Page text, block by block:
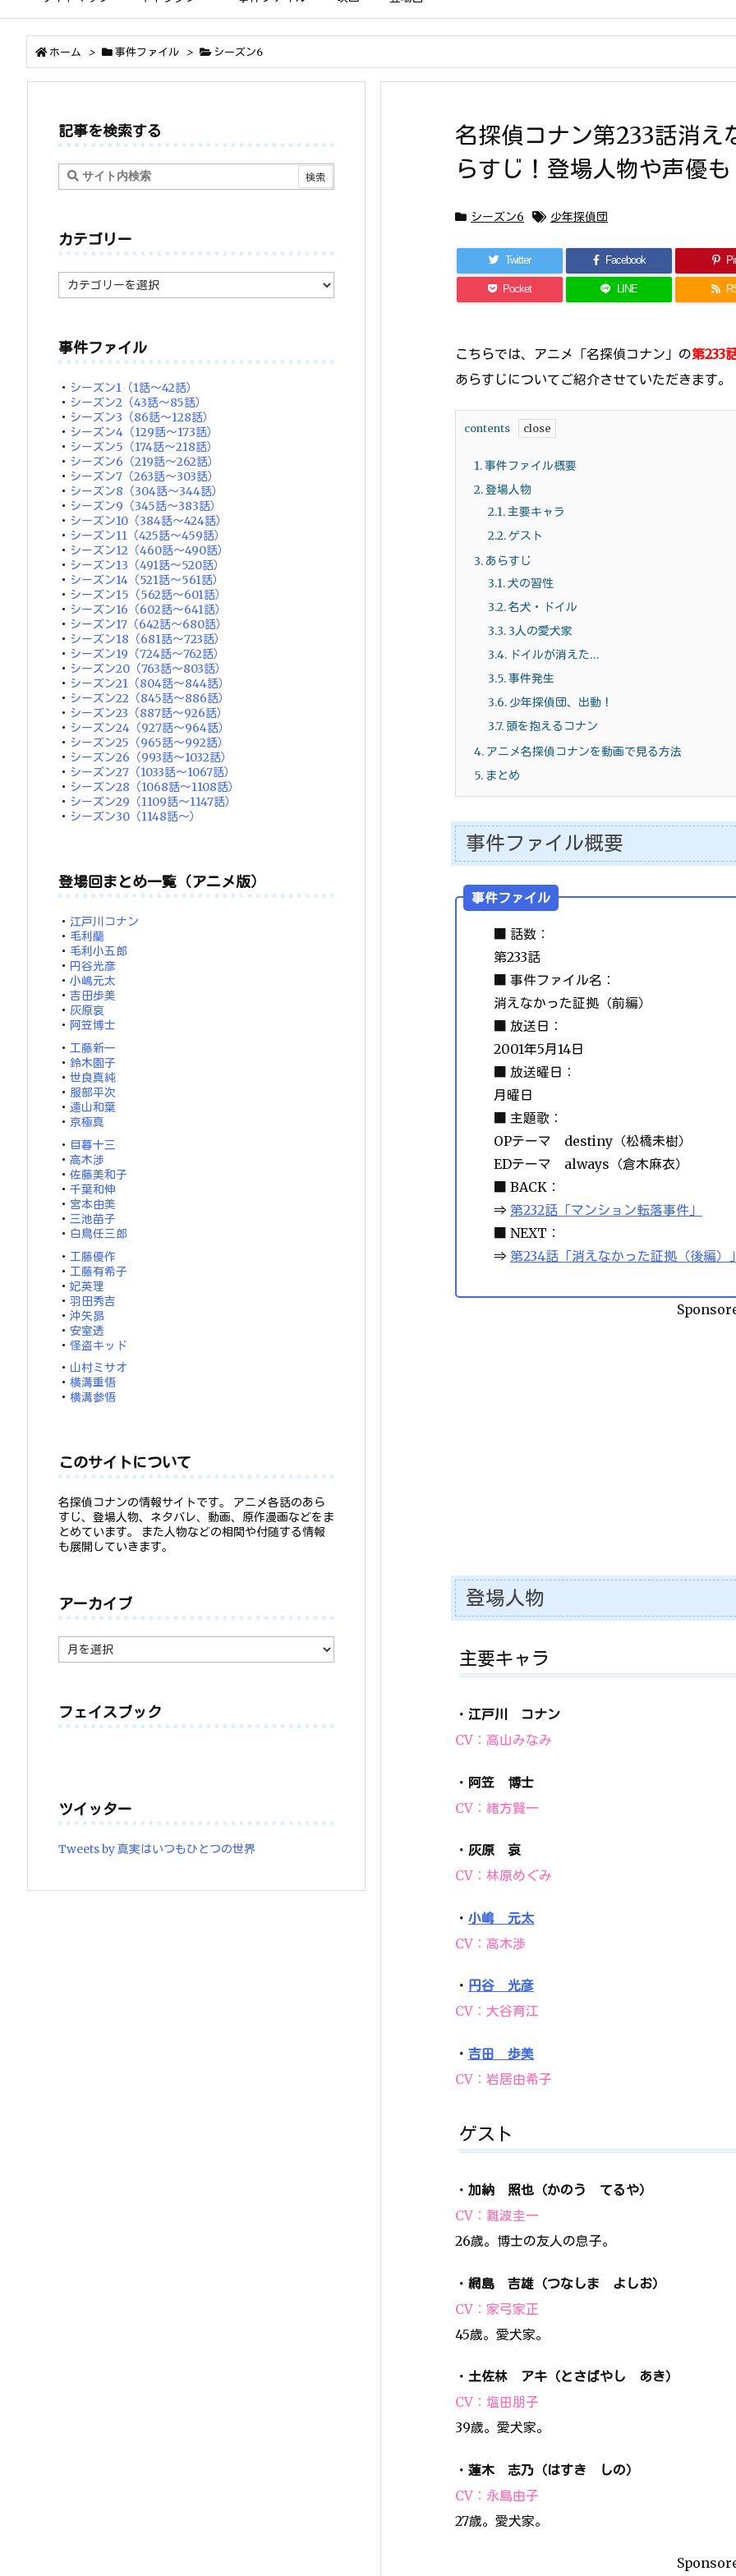
ホーム > 事件ファイル > シーズン6
名探偵コナン第233話消え
らすじ！登場人物や声優も
シーズン6 少年探偵団
Twitter Facebook
Pocket LINE
こちらでは、アニメ「名探偵コナン」の第233
あらすじについてご紹介させていただきます。
contents
1.事件ファイル概要
2.登場人物
2.1.主要キャラ
2.2.ゲスト
3. あらすじ
3.1.犬の習性
3.2.名犬・ドイル
3.3.3人の愛犬家
3.4. ドイルが消えた…
3.5.事件発生
3.6. 少年探偵団、出動！
3.7. 頭を抱えるコナン
4. アニメ名探偵コナンを動画で見る方法
5. まとめ
事件ファイル概要
事件ファイル
■ 話数：
第233話
■ 事件ファイル名：
消えなかった証拠（前編）
■ 放送日：
2001年5月14日
■ 放送曜日：
月曜日
■ 主題歌：
OPテーマ destiny（松橋未樹）
EDテーマ always（倉木麻衣）
■ BACK：
⇒ 第232話「マンション転落事件」
■ NEXT：
⇒ 第234話「消えなかった証拠（後編）」
登場人物
主要キャラ
・ 江戸川 コナン
CV：高山みなみ
・ 阿笠 博士
CV：緒方賢一
・ 灰原 哀
CV：林原めぐみ
・ 小嶋 元太
CV：高木渉
・ 円谷 光彦
CV：大谷育江
・ 吉田 歩美
CV：岩居由希子
ゲスト
・ 加納 照也（かのう てるや）
CV：難波圭一
26歳。博士の友人の息子。
・ 網島 吉雄（つなしま よしお）
CV：家弓家正
45歳。愛犬家。
・ 土佐林 アキ（とさばやし あき）
CV：塩田朋子
39歳。愛犬家。
・ 蓮木 志乃（はすき しの）
CV：永島由子
27歳。愛犬家。
記事を検索する
カテゴリー
カ
テ
ー
事件ファイル
・ シーズン1（1話～42話）
・ シーズン2（43話～85話）
・ シーズン3（86話～128話）
・ シーズン4（129話～173話）
・ シーズン5（174話～218話）
・ シーズン6（219話～262話）
・ シーズン7（263話～303話）
・ シーズン8（304話～344話）
・ シーズン9（345話～383話）
・ シーズン10（384話～424話）
・ シーズン11（425話～459話）
・ シーズン12（460話～490話）
・ シーズン13（491話～520話）
・ シーズン14（521話～561話）
・ シーズン15（562話～601話）
・ シーズン16（602話～641話）
・ シーズン17（642話～680話）
・ シーズン18（681話～723話）
・ シーズン19（724話～762話）
・ シーズン20（763話～803話）
・ シーズン21（804話～844話）
・ シーズン22（845話～886話）
・ シーズン23（887話～926話）
・ シーズン24（927話～964話）
・ シーズン25（965話～992話）
・ シーズン26（993話～1032話）
・ シーズン27（1033話～1067話）
・ シーズン28（1068話～1108話）
・ シーズン29（1109話～1147話）
・ シーズン30（1148話～）
登場回まとめ一覧（アニメ版）
・ 江戸川コナン
・ 毛利蘭
・ 毛利小五郎
・ 円谷光彦
・ 小嶋元太
・ 吉田歩美
・ 灰原哀
・ 阿笠博士
・ 工藤新一
・ 鈴木園子
・ 世良真純
・ 服部平次
・ 遠山和葉
・ 京極真
・ 目暮十三
・ 高木渉
・ 佐藤美和子
・ 千葉和伸
・ 宮本由美
・ 三池苗子
・ 白鳥任三郎
・ 工藤優作
・ 工藤有希子
・ 妃英理
・ 羽田秀吉
・ 沖矢昴
・ 安室透
・ 怪盗キッド
・ 山村ミサオ
・ 横溝重悟
・ 横溝参悟
このサイトについて
名探偵コナンの情報サイトです。 アニメ各話のあら
すじ、登場人物、ネタバレ、動画、原作漫画などをま
とめています。 また人物などの相関や付随する情報
も展開していきます。
アーカイブ
ー
フェイスブック
ツイッター
Tweets by 真実はいつもひとつの世界